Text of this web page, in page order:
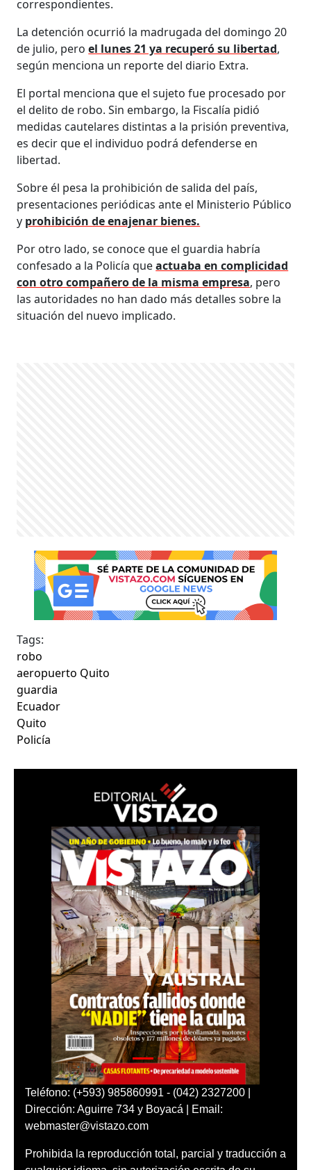
correspondientes.
La detención ocurrió la madrugada del domingo 20
de julio, peroel lunes 21 ya recuperó su libertad,
según menciona un reporte del diario Extra.
El portal menciona que el sujeto fue procesado por
el delito de robo. Sin embargo, la Fiscalía pidió
medidas cautelares distintas a la prisión preventiva,
es decir que el individuo podrá defenderse en
libertad.
Sobre él pesa la prohibición de salida del país,
presentaciones periódicas ante el Ministerio Público
y prohibición de enajenar bienes.
Por otro lado, se conoce que el guardia habría
confesado a la Policía queactuaba en complicidad
con otro compañero de la misma empresa, pero
las autoridades no han dado más detalles sobre la
situación del nuevo implicado.
Tags:
robo
aeropuerto Quito
guardia
Ecuador
Quito
Policía
Teléfono: (+593) 985860991 - (042) 2327200 |
Dirección: Aguirre 734 y Boyacá | Email:
webmaster@vistazo.com
Prohibida la reproducción total, parcial y traducción a